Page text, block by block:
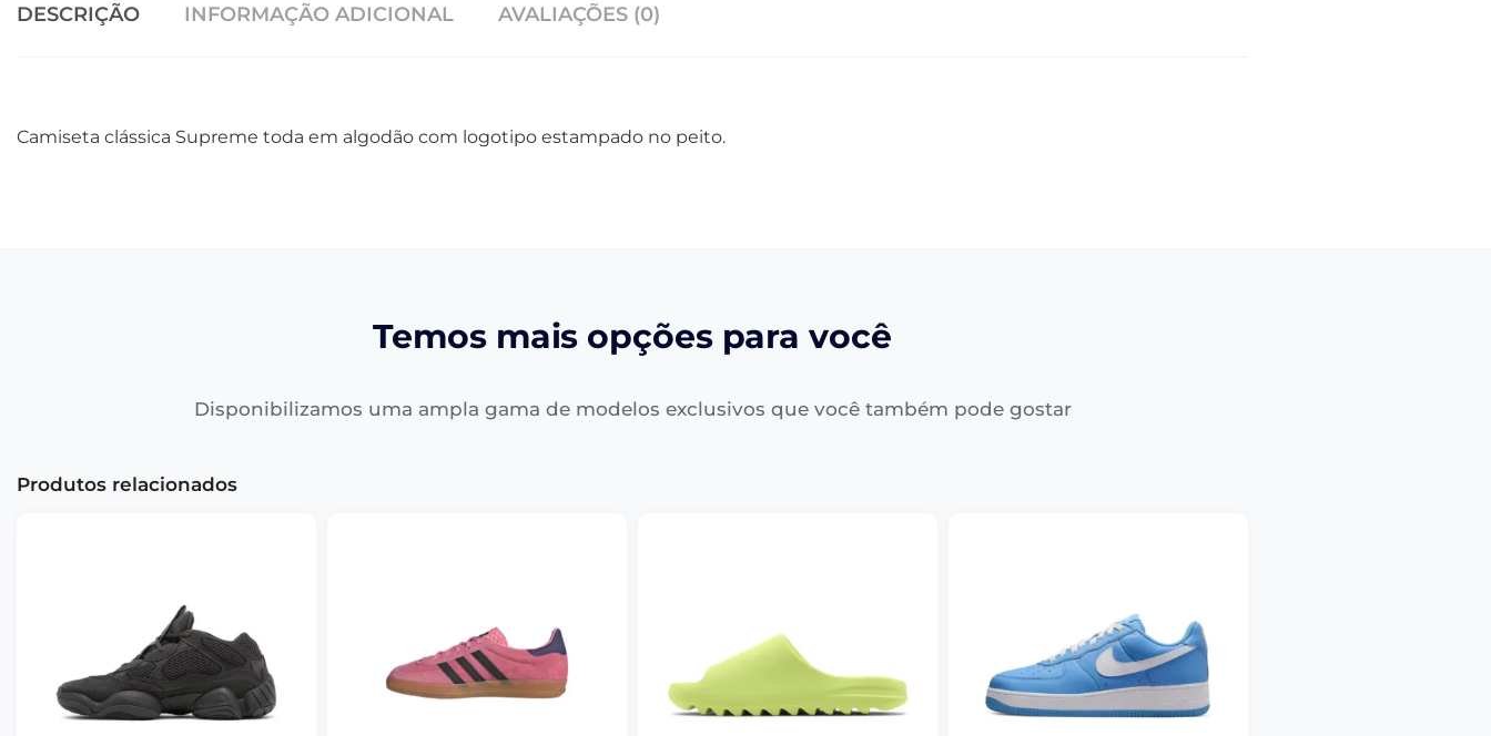
DESCRIÇÃO INFORMAÇÃO ADICIONAL AVALIAÇÕES (0)
Camiseta clássica Supreme toda em algodão com logotipo estampado no peito.
Temos mais opções para você
Disponibilizamos uma ampla gama de modelos exclusivos que você também pode gostar
Produtos relacionados